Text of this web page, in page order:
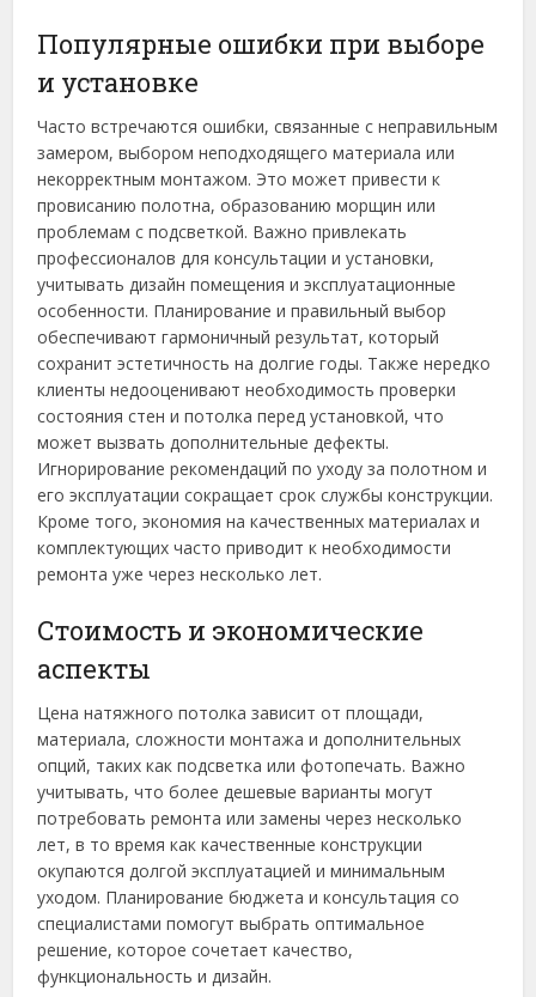
Популярные ошибки при выборе
и установке
Часто встречаются ошибки, связанные с неправильным
замером, выбором неподходящего материала или
некорректным монтажом. Это может привести к
провисанию полотна, образованию морщин или
проблемам с подсветкой. Важно привлекать
профессионалов для консультации и установки,
учитывать дизайн помещения и эксплуатационные
особенности. Планирование и правильный выбор
обеспечивают гармоничный результат, который
сохранит эстетичность на долгие годы. Также нередко
клиенты недооценивают необходимость проверки
состояния стен и потолка перед установкой, что
может вызвать дополнительные дефекты.
Игнорирование рекомендаций по уходу за полотном и
его эксплуатации сокращает срок службы конструкции.
Кроме того, экономия на качественных материалах и
комплектующих часто приводит к необходимости
ремонта уже через несколько лет.
Стоимость и экономические
аспекты
Цена натяжного потолка зависит от площади,
материала, сложности монтажа и дополнительных
опций, таких как подсветка или фотопечать. Важно
учитывать, что более дешевые варианты могут
потребовать ремонта или замены через несколько
лет, в то время как качественные конструкции
окупаются долгой эксплуатацией и минимальным
уходом. Планирование бюджета и консультация со
специалистами помогут выбрать оптимальное
решение, которое сочетает качество,
функциональность и дизайн.